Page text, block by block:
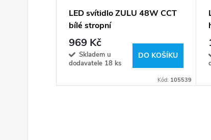
LED svítidlo ZULU 48W CCT
bílé stropní
969 Kč
Skladem u
dodavatele 18 ks
DO KOŠÍKU
Kód: 105539